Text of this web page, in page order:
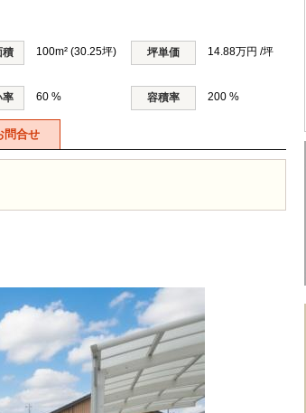
積 100m² (30.25坪) 坪単価 14.88万円 /坪
率 60 % 容積率 200 %
問合せ